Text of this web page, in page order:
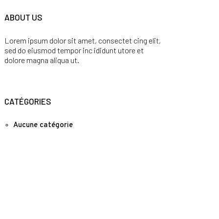
ABOUT US
Lorem ipsum dolor sit amet, consectet cing elit,
sed do eiusmod tempor inc ididunt utore et
dolore magna aliqua ut.
CATÉGORIES
Aucune catégorie